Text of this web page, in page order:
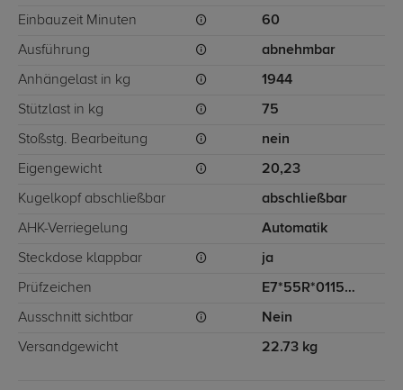
Einbauzeit Minuten 60
Ausführung abnehmbar
Anhängelast in kg 1944
Stützlast in kg 75
Stoßstg. Bearbeitung nein
Eigengewicht 20,23
Kugelkopf abschließbar abschließbar
AHK-Verriegelung Automatik
Steckdose klappbar ja
Prüfzeichen E7*55R*011506*00
Ausschnitt sichtbar Nein
Versandgewicht 22.73 kg